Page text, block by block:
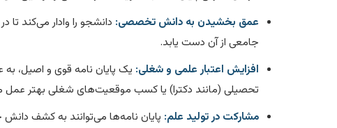
عمق بخشیدن به دانش تخصصی: دانشجو را وادار می‌کند
جامعی از آن دست یابد.
افزایش اعتبار علمی و شغلی: یک پایان نامه قوی و اصیل، به
تحصیلی (مانند دکترا) یا کسب موقعیت‌های شغلی بهتر عمل
مشارکت در تولید علم: پایان نامه‌ها می‌توانند به کشف